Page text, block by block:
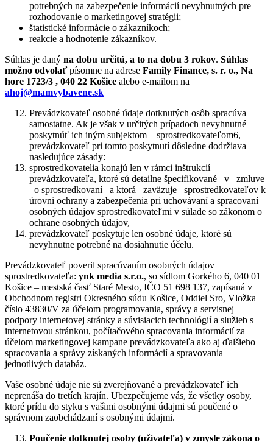
potrebných na zabezpečenie informácií nevyhnutných pre
rozhodovanie o marketingovej stratégii;
štatistické informácie o zákazníkoch;
reakcie a hodnotenie zákazníkov.
Súhlas je daný na dobu určitú, a to na dobu 3 rokov. Súhlas
možno odvolaťpísomne na adrese Family Finance, s. r. o., Na
hore 1723/3 , 040 22 Košice alebo e-mailom na
ahoj@mamvybavene.sk
Prevádzkovateľ osobné údaje dotknutých osôb spracúva
samostatne. Ak je však v určitých prípadoch nevyhnutné
poskytnúť ich iným subjektom – sprostredkovateľom6,
prevádzkovateľ pri tomto poskytnutí dôsledne dodržiava
nasledujúce zásady:
sprostredkovatelia konajú len v rámci inštrukcií
prevádzkovateľa, ktoré sú detailne špecifikované v zmluve
o sprostredkovaní a ktorá zaväzuje sprostredkovateľov k
úrovni ochrany a zabezpečenia pri uchovávaní a spracovaní
osobných údajov sprostredkovateľmi v súlade so zákonom o
ochrane osobných údajov,
prevádzkovateľ poskytuje len osobné údaje, ktoré sú
nevyhnutne potrebné na dosiahnutie účelu.
Prevádzkovateľ poveril spracúvaním osobných údajov
sprostredkovateľa: ynk media s.r.o., so sídlom Gorkého 6, 040 01
Košice – mestská časť Staré Mesto, IČO 51 698 137, zapísaná v
Obchodnom registri Okresného súdu Košice, Oddiel Sro, Vložka
číslo 43830/V za účelom programovania, správy a servisnej
podpory internetovej stránky a súvisiacich technológií a služieb s
internetovou stránkou, počítačového spracovania informácií za
účelom marketingovej kampane prevádzkovateľa ako aj ďalšieho
spracovania a správy získaných informácií a spravovania
jednotlivých databáz.
Vaše osobné údaje nie sú zverejňované a prevádzkovateľ ich
neprenáša do tretích krajín. Ubezpečujeme vás, že všetky osoby,
ktoré prídu do styku s vašimi osobnými údajmi sú poučené o
správnom zaobchádzaní s osobnými údajmi.
Poučenie dotknutej osoby (užívateľa) v zmysle zákona o